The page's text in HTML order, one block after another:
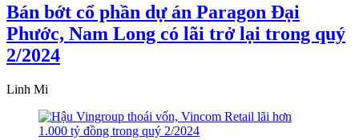
Bán bớt cổ phần dự án Paragon Đại
Phước, Nam Long có lãi trở lại trong quý
2/2024
Linh Mi